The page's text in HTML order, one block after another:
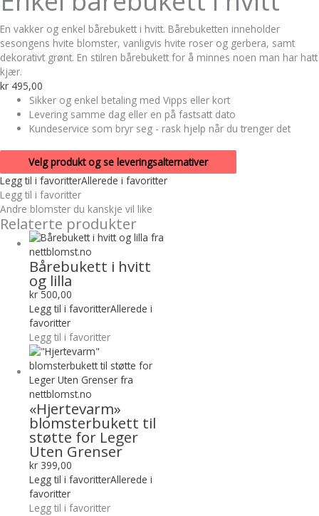
En vakker og enkel bårebukett i hvitt. Bårebuketten inneholder
sesongens hvite blomster, vanligvis hvite roser og gerbera, samt
dekorativt grønt. En stilren bårebukett for å minnes noen man har hatt
kjær.
kr 495,00
Sikker og enkel betaling med Vipps eller kort
Levering samme dag eller en på fastsatt dato
Kundeservice som bryr seg - rask hjelp når du trenger det
Velg produkt og se leveringsalternativer
Legg til i favoritterAllerede i favoritter
Legg til i favoritter
Andre blomster du kanskje vil like
Relaterte produkter
Bårebukett i hvitt
og lilla
kr 500,00
Legg til i favoritterAllerede i
favoritter
Legg til i favoritter
«Hjertevarm»
blomsterbukett til
støtte for Leger
Uten Grenser
kr 399,00
Legg til i favoritterAllerede i
favoritter
Legg til i favoritter